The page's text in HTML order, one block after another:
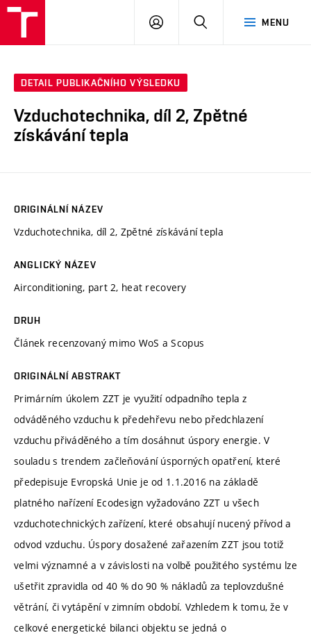
MENU
PŘIHLÁSIT
DETAIL PUBLIKAČNÍHO VÝSLEDKU
Vzduchotechnika, díl 2, Zpětné
získávání tepla
ORIGINÁLNÍ NÁZEV
Vzduchotechnika, díl 2, Zpětné získávání tepla
ANGLICKÝ NÁZEV
Airconditioning, part 2, heat recovery
DRUH
Článek recenzovaný mimo WoS a Scopus
ORIGINÁLNÍ ABSTRAKT
Primárním úkolem ZZT je využití odpadního tepla z
odváděného vzduchu k předehřevu nebo předchlazení
vzduchu přiváděného a tím dosáhnut úspory energie. V
souladu s trendem začleňování úsporných opatření, které
předepisuje Evropská Unie je od 1.1.2016 na základě
platného nařízení Ecodesign vyžadováno ZZT u všech
vzduchotechnických zařízení, které obsahují nucený přívod a
odvod vzduchu. Úspory dosažené zařazením ZZT jsou totiž
velmi významné a v závislosti na volbě použitého systému lze
ušetřit zpravidla od 40 % do 90 % nákladů za teplovzdušné
větrání, či vytápění v zimním období. Vzhledem k tomu, že v
celkové energetické bilanci objektu se jedná o